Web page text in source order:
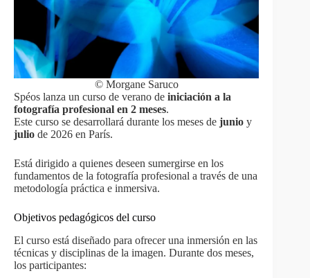
© Morgane Saruco
Spéos lanza un curso de verano de iniciación a la
fotografía profesional en 2 meses.
Este curso se desarrollará durante los meses de junio y
julio de 2026 en París.
Está dirigido a quienes deseen sumergirse en los
fundamentos de la fotografía profesional a través de una
metodología práctica e inmersiva.
Objetivos pedagógicos del curso
El curso está diseñado para ofrecer una inmersión en las
técnicas y disciplinas de la imagen. Durante dos meses,
los participantes: